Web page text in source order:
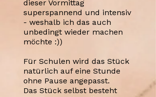
dieser Vormittag
superspannend und intensiv
- weshalb ich das auch
unbedingt wieder machen
möchte :))
Für Schulen wird das Stück
natürlich auf eine Stunde
ohne Pause angepasst.
Das Stück selbst besteht